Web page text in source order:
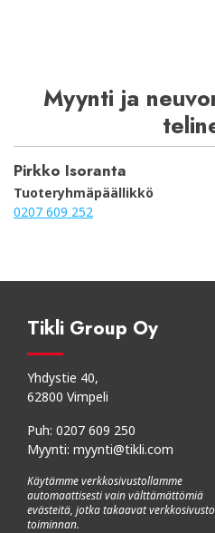
Myynti ja
Pirkko Isoranta
Tuoteryhmäpäällikkö
0207 609 252
Tikli Group Oy
Yhdystie 40,
62800 Vimpeli
Puh: 0207 609 250
Myynti: myynti@tikli.com
Käytämme verkkosivustollamme
automaattisesti vain välttämättömiä
evästeitä, jotka takaavat
toiminnan.